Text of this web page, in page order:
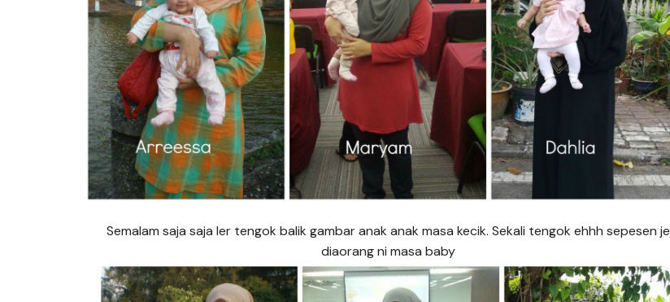
Semalam saja saja ler tengok balik gambar anak anak masa kecik. Sekali tengok ehhh sepesen je
diaorang ni masa baby